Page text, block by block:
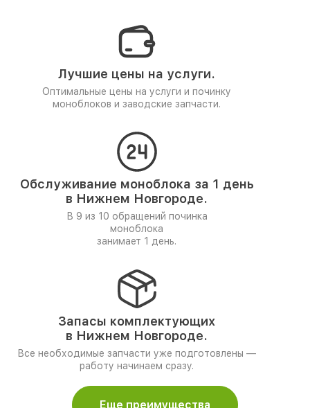
Лучшие цены на услуги.
Оптимальные цены на услуги и починку
моноблоков и заводские запчасти.
Обслуживание моноблока за 1 день
в Нижнем Новгороде.
В 9 из 10 обращений починка
моноблока
занимает 1 день.
Запасы комплектующих
в Нижнем Новгороде.
Все необходимые запчасти уже подготовлены —
работу начинаем сразу.
Еще преимущества